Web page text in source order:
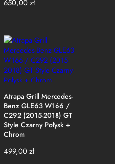
650,00zł
Atrapa Grill Mercedes-
Benz GLE63 W166 /
C292 (2015-2018) GT
Style Czarny Połysk +
Chrom
499,00zł